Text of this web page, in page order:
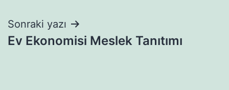
Sonraki yazı
Ev Ekonomisi Meslek Tanıtımı